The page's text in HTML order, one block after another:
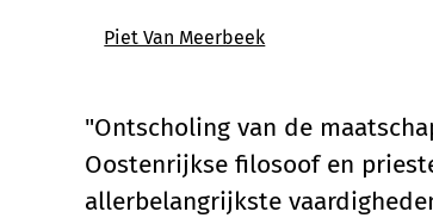
Piet Van Meerbeek
"Ontscholing van de
Oostenrijkse filosoof en
allerbelangrijkste